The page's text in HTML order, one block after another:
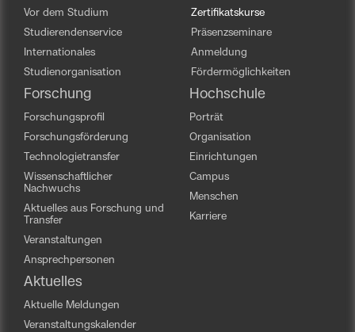
Vor dem Studium
Studierendenservice
Internationales
Studienorganisation
Zertifikatskurse
Präsenzseminare
Anmeldung
Fördermöglichkeiten
Forschung
Forschungsprofil
Forschungsförderung
Technologietransfer
Wissenschaftlicher
Nachwuchs
Aktuelles aus Forschung und
Transfer
Veranstaltungen
Ansprechpersonen
Hochschule
Porträt
Organisation
Einrichtungen
Campus
Menschen
Karriere
Aktuelles
Aktuelle Meldungen
Veranstaltungskalender